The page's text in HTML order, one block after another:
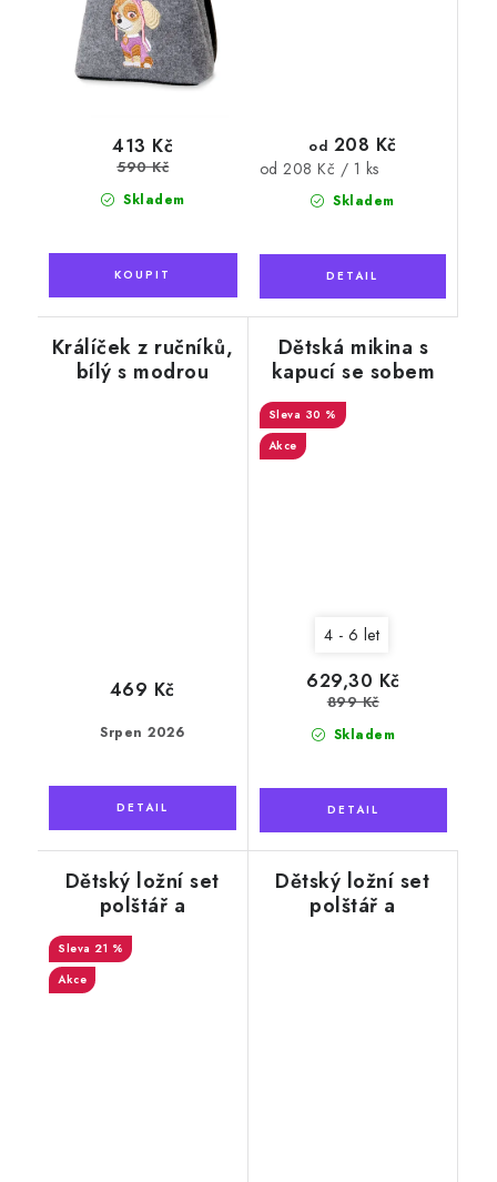
Skladem
413 Kč
590 Kč
Skladem
od 208 Kč
Měrná
od 208 Kč / 1 ks
Králíček z ručníků,
bílý s modrou
Srpen 2026
469 Kč
Dětská mikina s
kapucí se sobem
30 %
Akce
4 - 6 let
Skladem
629,30 Kč
899 Kč
Dětský ložní set
polštář a
přikrývka, alpaka
+ bavlna, růžové
21 %
Akce
Dětský ložní set
polštář a